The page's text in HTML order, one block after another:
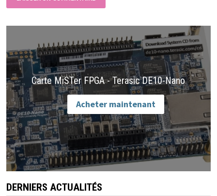
Carte MiSTer FPGA - Terasic DE10-Nano
Acheter maintenant
DERNIERS ACTUALITÉS